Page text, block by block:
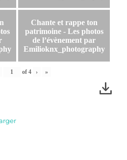
Chante et rappe ton
patrimoine - Les photos
de l’évènement par
Emilioknx_photography
of 4 › »